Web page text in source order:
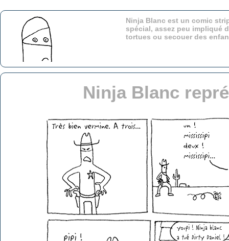
Ninja Blanc est un comic
spécial, assez peu impliqué
tortues ou secouer des
Ninja Blanc